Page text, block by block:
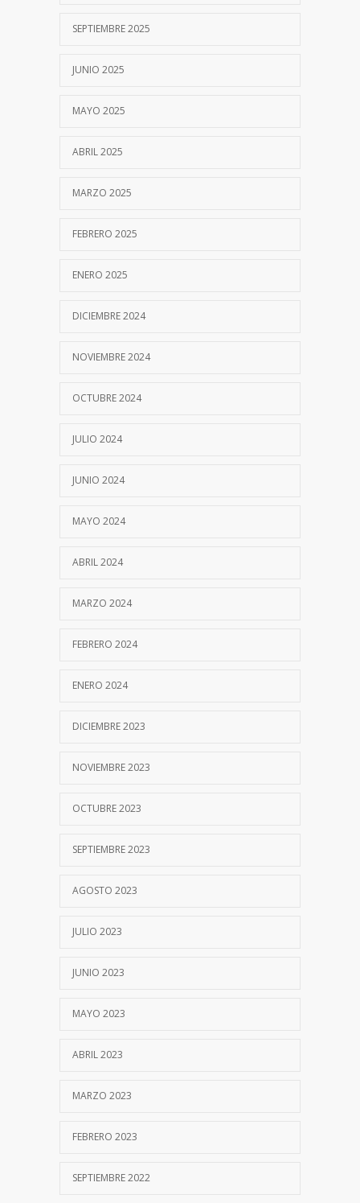
SEPTIEMBRE 2025
JUNIO 2025
MAYO 2025
ABRIL 2025
MARZO 2025
FEBRERO 2025
ENERO 2025
DICIEMBRE 2024
NOVIEMBRE 2024
OCTUBRE 2024
JULIO 2024
JUNIO 2024
MAYO 2024
ABRIL 2024
MARZO 2024
FEBRERO 2024
ENERO 2024
DICIEMBRE 2023
NOVIEMBRE 2023
OCTUBRE 2023
SEPTIEMBRE 2023
AGOSTO 2023
JULIO 2023
JUNIO 2023
MAYO 2023
ABRIL 2023
MARZO 2023
FEBRERO 2023
SEPTIEMBRE 2022